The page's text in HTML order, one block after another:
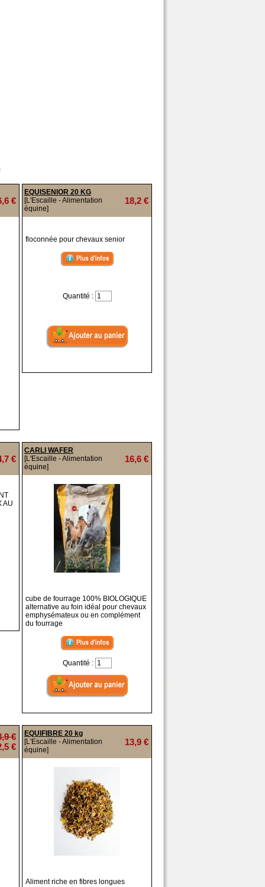
€
EQUISENIOR 20 KG
[L'Escaille - Alimentation
équine]
18,2 €
floconnée pour chevaux senior
Quantité :
€
AU
CARLI WAFER
[L'Escaille - Alimentation
équine]
16,6 €
cube de fourrage 100% BIOLOGIQUE
alternative au foin idéal pour chevaux
emphysémateux ou en complément
du fourrage
Quantité :
€
€
EQUIFIBRE 20 kg
[L'Escaille - Alimentation
équine]
13,9 €
Aliment riche en fibres longues